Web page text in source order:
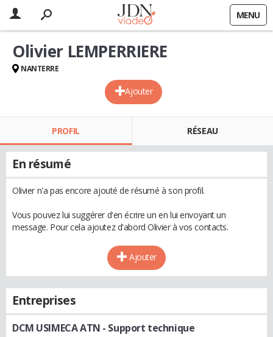
MENU
Ajouter
Olivier LEMPERRIERE
NANTERRE
PROFIL RÉSEAU
En résumé
Olivier n'a pas encore ajouté de résumé à son profil.
Vous pouvez lui suggérer d'en écrire un en lui envoyant un
message. Pour cela ajoutez d'abord Olivier à vos contacts.
Ajouter
Entreprises
DCM USIMECA ATN - Support technique